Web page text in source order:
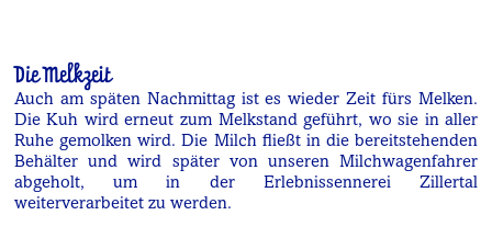
Die Melkzeit
Auch am späten Nachmittag ist es wieder Zeit fürs Melken.
Die Kuh wird erneut zum Melkstand geführt, wo sie in aller
Ruhe gemolken wird. Die Milch fließt in die bereitstehenden
Behälter und wird später von unseren Milchwagenfahrer
abgeholt, um in der Erlebnissennerei Zillertal
weiterverarbeitet zu werden.